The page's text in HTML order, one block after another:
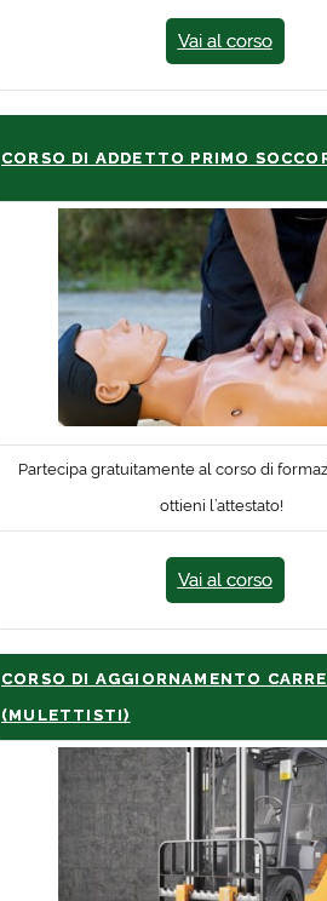
Vai al corso
CORSO DI ADDETTO PRIMO
Partecipa gratuitamente al corso di
ottieni l’attestato!
Vai al corso
CORSO DI AGGIORNAMENTO
(MULETTISTI)